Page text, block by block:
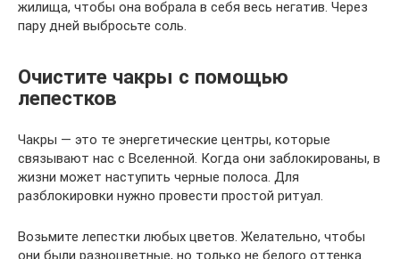
жилища, чтобы она вобрала в себя весь негатив. Через
пару дней выбросьте соль.
Очистите чакры с помощью
лепестков
Чакры — это те энергетические центры, которые
связывают нас с Вселенной. Когда они заблокированы, в
жизни может наступить черные полоса. Для
разблокировки нужно провести простой ритуал.
Возьмите лепестки любых цветов. Желательно, чтобы
они были разноцветные, но только не белого оттенка.